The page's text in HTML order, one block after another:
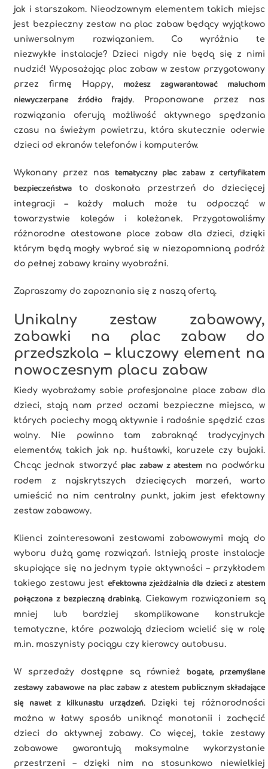
jak i starszakom. Nieodzownym elementem takich miejsc
jest bezpieczny zestaw na plac zabaw będący wyjątkowo
uniwersalnym rozwiązaniem. Co wyróżnia te
niezwykłe instalacje? Dzieci nigdy nie będą się z nimi
nudzić! Wyposażając plac zabaw w zestaw przygotowany
przez firmę Happy, możesz zagwarantować maluchom
niewyczerpane źródło frajdy. Proponowane przez nas
rozwiązania oferują możliwość aktywnego spędzania
czasu na świeżym powietrzu, która skutecznie oderwie
dzieci od ekranów telefonów i komputerów.
Wykonany przez nas tematyczny plac zabaw z certyfikatem
bezpieczeństwa to doskonała przestrzeń do dziecięcej
integracji – każdy maluch może tu odpocząć w
towarzystwie kolegów i koleżanek. Przygotowaliśmy
różnorodne atestowane place zabaw dla dzieci, dzięki
którym będą mogły wybrać się w niezapomnianą podróż
do pełnej zabawy krainy wyobraźni.
Zapraszamy do zapoznania się z naszą ofertą.
Unikalny zestaw zabawowy,
zabawki na plac zabaw do
przedszkola – kluczowy element na
nowoczesnym placu zabaw
Kiedy wyobrażamy sobie profesjonalne place zabaw dla
dzieci, stają nam przed oczami bezpieczne miejsca, w
których pociechy mogą aktywnie i radośnie spędzić czas
wolny. Nie powinno tam zabraknąć tradycyjnych
elementów, takich jak np. huśtawki, karuzele czy bujaki.
Chcąc jednak stworzyć plac zabaw z atestem na podwórku
rodem z najskrytszych dziecięcych marzeń, warto
umieścić na nim centralny punkt, jakim jest efektowny
zestaw zabawowy.
Klienci zainteresowani zestawami zabawowymi mają do
wyboru dużą gamę rozwiązań. Istnieją proste instalacje
skupiające się na jednym typie aktywności – przykładem
takiego zestawu jest efektowna zjeżdżalnia dla dzieci z atestem
połączona z bezpieczną drabinką. Ciekawym rozwiązaniem są
mniej lub bardziej skomplikowane konstrukcje
tematyczne, które pozwalają dzieciom wcielić się w rolę
m.in. maszynisty pociągu czy kierowcy autobusu.
W sprzedaży dostępne są również bogate, przemyślane
zestawy zabawowe na plac zabaw z atestem publicznym składające
się nawet z kilkunastu urządzeń. Dzięki tej różnorodności
można w łatwy sposób uniknąć monotonii i zachęcić
dzieci do aktywnej zabawy. Co więcej, takie zestawy
zabawowe gwarantują maksymalne wykorzystanie
przestrzeni – dzięki nim na stosunkowo niewielkiej